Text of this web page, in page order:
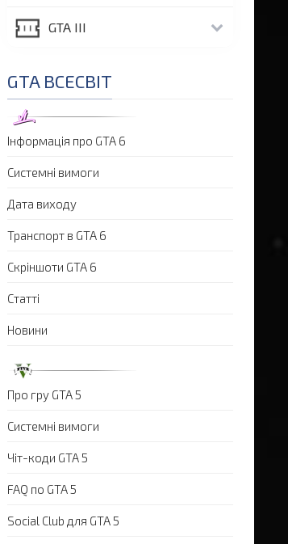
GTA III
GTA ВСЕСВІТ
Інформація про GTA 6
Системні вимоги
Дата виходу
Транспорт в GTA 6
Скріншоти GTA 6
Статті
Новини
Про гру GTA 5
Системні вимоги
Чіт-коди GTA 5
FAQ по GTA 5
Social Club для GTA 5